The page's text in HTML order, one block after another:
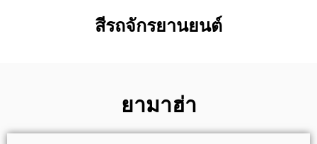
สีรถจักรยานยนต์
ยามาฮ่า